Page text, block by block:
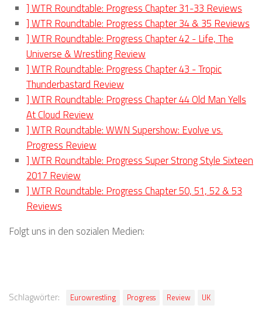
] WTR Roundtable: Progress Chapter 31-33 Reviews
] WTR Roundtable: Progress Chapter 34 & 35 Reviews
] WTR Roundtable: Progress Chapter 42 - Life, The
Universe & Wrestling Review
] WTR Roundtable: Progress Chapter 43 - Tropic
Thunderbastard Review
] WTR Roundtable: Progress Chapter 44 Old Man Yells
At Cloud Review
] WTR Roundtable: WWN Supershow: Evolve vs.
Progress Review
] WTR Roundtable: Progress Super Strong Style Sixteen
2017 Review
] WTR Roundtable: Progress Chapter 50, 51, 52 & 53
Reviews
Folgt uns in den sozialen Medien:
Schlagwörter: Eurowrestling Progress Review UK